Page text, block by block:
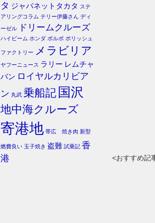
<おすすめ記
タ ジャパネットタカタ ステ
アリングコラム テリー伊藤さん ディ
ーゼル
ドリームクルーズ
ハイビーム ホンダ ボルボ ポリッシュ
ファクトリー メラビリア
ヤフーニュース ラリー レムチャ
バン ロイヤルカリビア
ン 丸武 乗船記 国沢
地中海クルーズ
寄港地 帯広 焼き肉 新型
燃費良い 玉子焼き 盗難 試乗記 香
港